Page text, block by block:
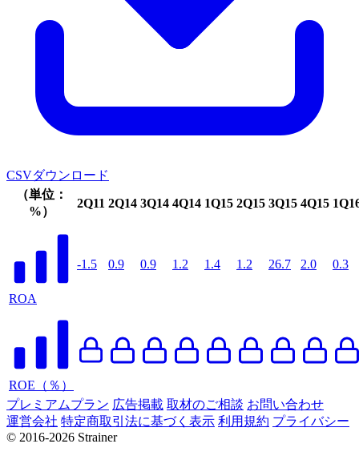
CSVダウンロード
（単位：
%）
2Q11 2Q14 3Q14 4Q14 1Q15 2Q15 3Q15 4Q15
ROA
-1.5 0.9 0.9 1.2 1.4 1.2 26.7 2.0 0.3
ROE（％）
プレミアムプラン 広告掲載 取材のご相談 お問い合わせ
運営会社 特定商取引法に基づく表示 利用規約 プライバシー
© 2016-2026 Strainer